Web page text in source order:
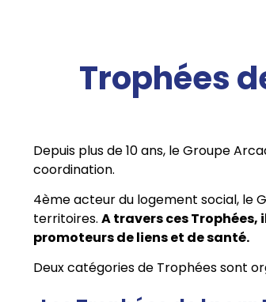
Trophées
Depuis plus de 10 ans, le Groupe
coordination.
4ème acteur du logement social, le
territoires. A travers ces
promoteurs de liens et de santé.
Deux catégories de Trophées sont